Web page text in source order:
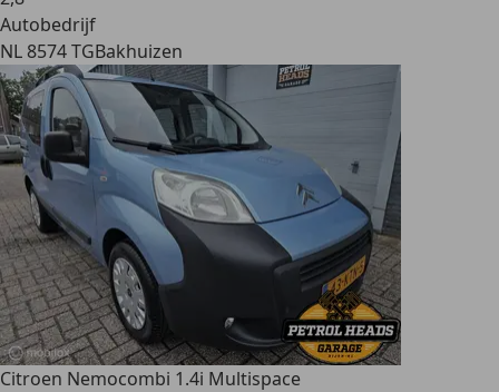
Autobedrijf
NL 8574 TGBakhuizen
Citroen Nemocombi 1.4i Multispace